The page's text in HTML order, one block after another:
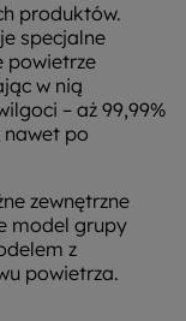
produktów.
specjalne
powietrze
w nią
– aż 99,99%
po
zewnętrzne
model grupy
z
powietrza.